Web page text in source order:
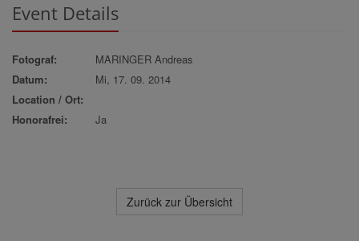
Event Details
Fotograf:
MARINGER Andreas
Datum:
Mi, 17. 09. 2014
Location / Ort:
Honorafrei:
Ja
Zurück zur Übersicht